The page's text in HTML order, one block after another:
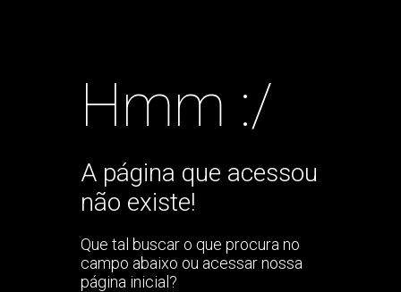
Hmm :/
A página que acessou
não existe!
Que tal buscar o que procura no
campo abaixo ou acessar nossa
página inicial?